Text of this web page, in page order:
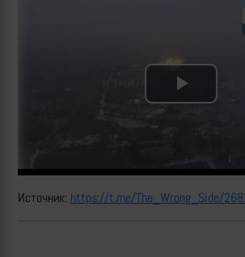
Play
Источник: https://t.me/The_Wrong_Side/